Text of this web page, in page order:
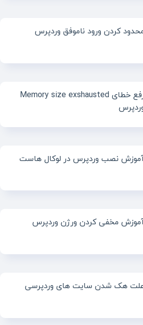
کردن ورود ناموفق وردپرس
رفع خطای Memory size exshausted
نصب وردپرس در لوکال هاست
مخفی کردن ورژن وردپرس
هک شدن سایت های وردپرسی